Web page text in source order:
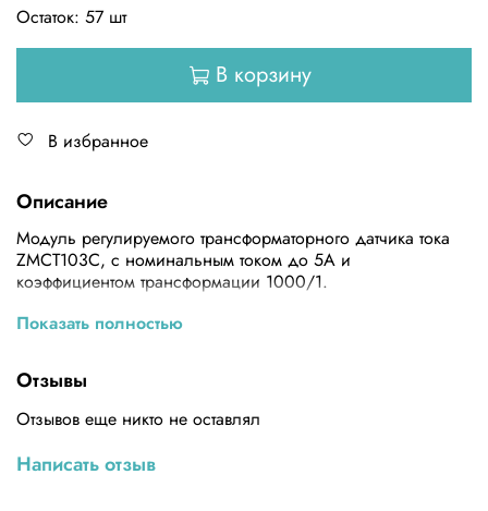
Остаток: 57 шт
В корзину
В избранное
Описание
Модуль регулируемого трансформаторного датчика тока
ZMCT103C, с номинальным током до 5А и
коэффициентом трансформации 1000/1.
Характеристики:
Номинальный выходной ток 5мА
Фаза (при номинальном токе) Менее или равно 20
Линейность 0.2 процентов
Показать полностью
Отзывы
Отзывов еще никто не оставлял
Написать отзыв